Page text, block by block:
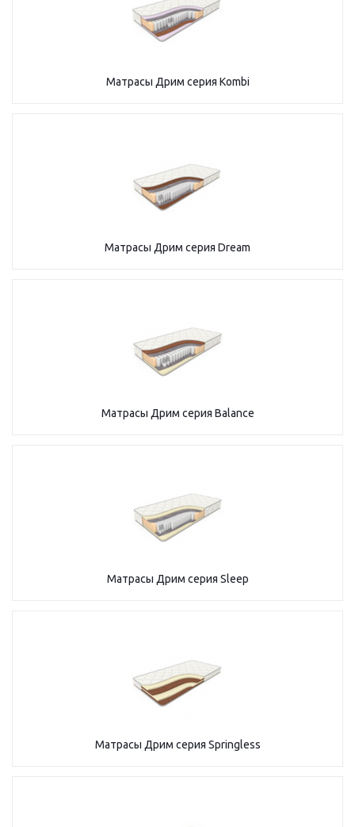
Матрасы Дрим серия Kombi
Матрасы Дрим серия Dream
Матрасы Дрим серия Balance
Матрасы Дрим серия Sleep
Матрасы Дрим серия Springless